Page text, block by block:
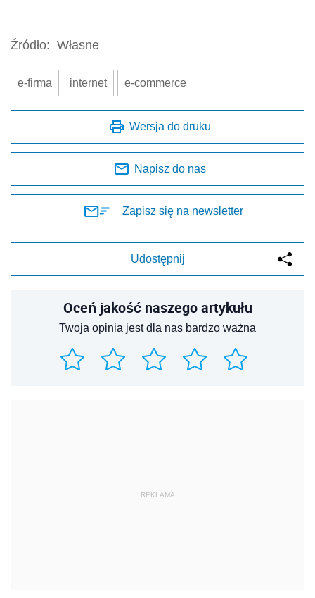
Źródło: Własne
e-firma internet e-commerce
Wersja do druku
Napisz do nas
Zapisz się na newsletter
Udostępnij
Oceń jakość naszego artykułu
Twoja opinia jest dla nas bardzo ważna
REKLAMA